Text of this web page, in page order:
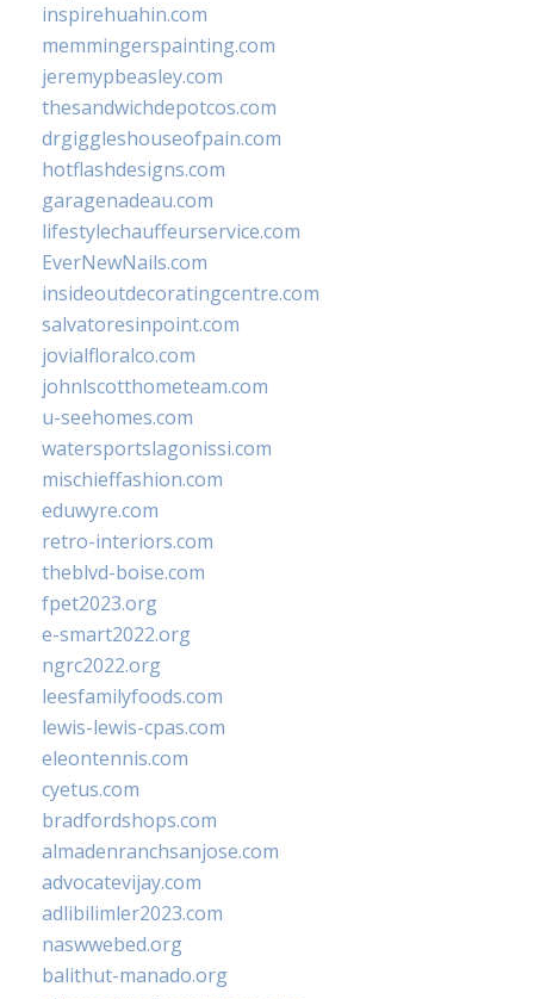
inspirehuahin.com
memmingerspainting.com
jeremypbeasley.com
thesandwichdepotcos.com
drgiggleshouseofpain.com
hotflashdesigns.com
garagenadeau.com
lifestylechauffeurservice.com
EverNewNails.com
insideoutdecoratingcentre.com
salvatoresinpoint.com
jovialfloralco.com
johnlscotthometeam.com
u-seehomes.com
watersportslagonissi.com
mischieffashion.com
eduwyre.com
retro-interiors.com
theblvd-boise.com
fpet2023.org
e-smart2022.org
ngrc2022.org
leesfamilyfoods.com
lewis-lewis-cpas.com
eleontennis.com
cyetus.com
bradfordshops.com
almadenranchsanjose.com
advocatevijay.com
adlibilimler2023.com
naswwebed.org
balithut-manado.org